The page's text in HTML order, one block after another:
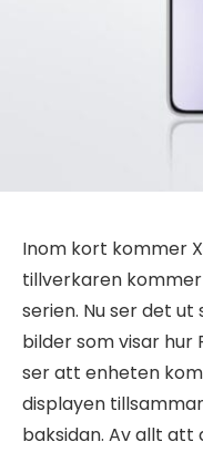
Inom kort kommer
tillverkaren kommer
serien. Nu ser det
bilder som visar hur
ser att enheten
displayen
baksidan. Av allt